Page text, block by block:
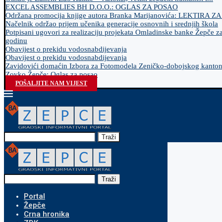
EXCEL ASSEMBLIES BH D.O.O.: OGLAS ZA POSAO
Održana promocija knjige autora Branka Marijanovića: LEKTIRA
Načelnik održao prijem učenika generacije osnovnih i srednjih škola
Potpisani ugovori za realizaciju projekata Omladinske banke Žepče
godinu
Obavijest o prekidu vodosnabdijevanja
Obavijest o prekidu vodosnabdijevanja
Zavidovići domaćin Izbora za Fotomodela Zeničko-dobojskog
Zovko Žepče: Oglas za posao
POŠALJITE NAM VIJEST
Traži
Traži
Portal
Žepče
Crna hronika